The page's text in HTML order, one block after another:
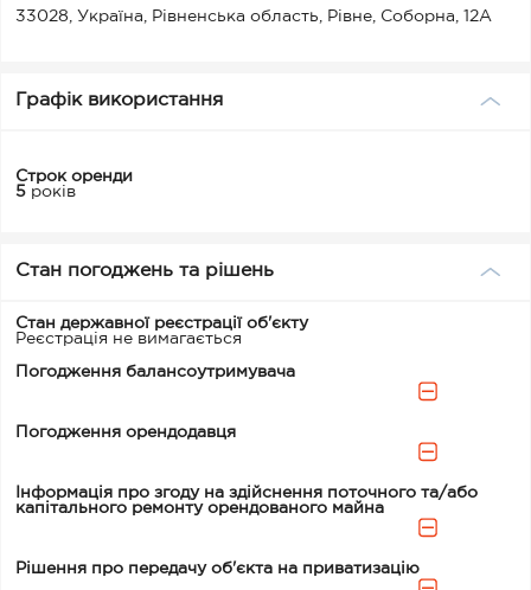
33028, Україна, Рівненська область, Рівне, Соборна, 12А
Графік використання
Строк оренди
5 років
Стан погоджень та рішень
Стан державної реєстрації об'єкту
Реєстрація не вимагається
Погодження балансоутримувача
Погодження орендодавця
Інформація про згоду на здійснення поточного та/або
капітального ремонту орендованого майна
Рішення про передачу об'єкта на приватизацію